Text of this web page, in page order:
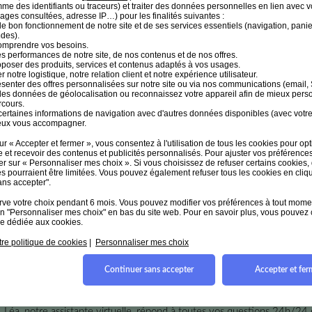
Un réseau performant
Chez Prixtel, vous bénéficiez de la couverture et de la qualité du
de la population couverte en 4G
client efficace et réactif,
des identifiants ou traceurs) et traiter des données personnelles en lien avec
consultées, adresse IP…) pour les finalités suivantes :
bon fonctionnement de notre site et de ses services essentiels (navigation,
vos besoins.
performances de notre site, de nos contenus et de nos offres.
des produits, services et contenus adaptés à vos usages.
notre logistique, notre relation client et notre expérience utilisateur.
des offres personnalisées sur notre site ou via nos communications (email,
données de géolocalisation ou reconnaissez votre appareil afin de mieux
informations de navigation avec d'autres données disponibles (avec
vous accompagner.
« Accepter et fermer », vous consentez à l'utilisation de tous les cookies pour
et recevoir des contenus et publicités personnalisés. Pour ajuster vos
sur « Personnaliser mes choix ». Si vous choisissez de refuser certains cookies,
pourraient être limitées. Vous pouvez également refuser tous les cookies en
accepter".
votre choix pendant 6 mois. Vous pouvez modifier vos préférences à tout
"Personnaliser mes choix" en bas du site web. Pour en savoir plus, vous pouvez
dédiée aux cookies.
politique de cookies | Personnaliser mes choix
Continuer sans accepter Accepter et